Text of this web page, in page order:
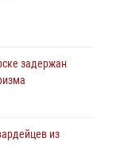
«Орленок»
«Квартал»
среди
задержан
из